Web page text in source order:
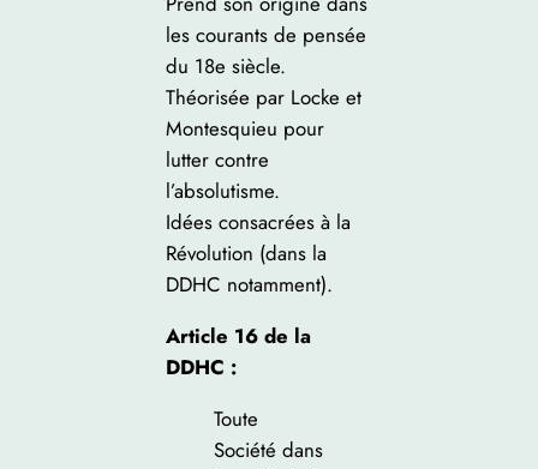
les courants de pensée
du 18e siècle.
Théorisée par Locke et
Montesquieu pour
lutter contre
l’absolutisme.
Idées consacrées à la
Révolution (dans la
DDHC notamment).
Article 16 de la
DDHC :
Toute
Société dans